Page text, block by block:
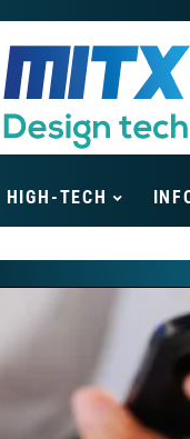
HIGH-TECH